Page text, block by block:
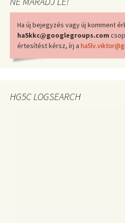
Ha új bejegyzés vagy új komment
ha5kkc@googlegroups.com
értesítést kérsz, írj a
HG5C LOGSEARCH